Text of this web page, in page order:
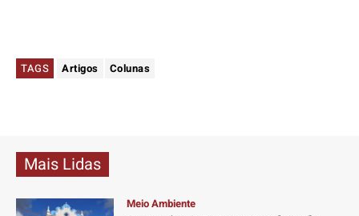
TAGS Artigos Colunas
Mais Lidas
Meio Ambiente